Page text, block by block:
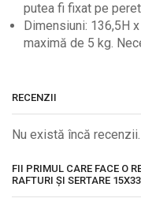
putea fi fixat pe
Dimensiuni: 136,5H
maximă de 5 kg.
RECENZII
Nu există încă recenzii.
FII PRIMUL CARE FACE O
RAFTURI ȘI SERTARE